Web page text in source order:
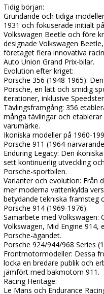
Tidig början:
Grundande och tidiga
1931 och fokuserade initialt
Volkswagen Beetle och före
designade Volkswagen
företaget flera innovativa
Auto Union Grand Prix-bilar.
Evolution efter kriget:
Porsche 356 (1948-1965):
Porsche, en lätt och smidig
iterationer, inklusive
Tävlingsframgång: 356
många tävlingar och
varumärke.
Ikoniska modeller på 1960-
Porsche 911 (1964-
Enduring Legacy: Den
sett kontinuerlig utveckling
Porsche-sportbilen.
Varianter och evolution: Från
mer moderna vattenkylda
betydande tekniska framsteg
Porsche 914 (1969-1976):
Samarbete med Volkswagen:
Volkswagen, Mid Engine
Porsche-ägandet.
Porsche 924/944/968 Series
Frontmotormodeller: Dessa
locka en bredare publik och
jämfört med bakmotorn 911.
Racing Heritage:
Le Mans och Endurance